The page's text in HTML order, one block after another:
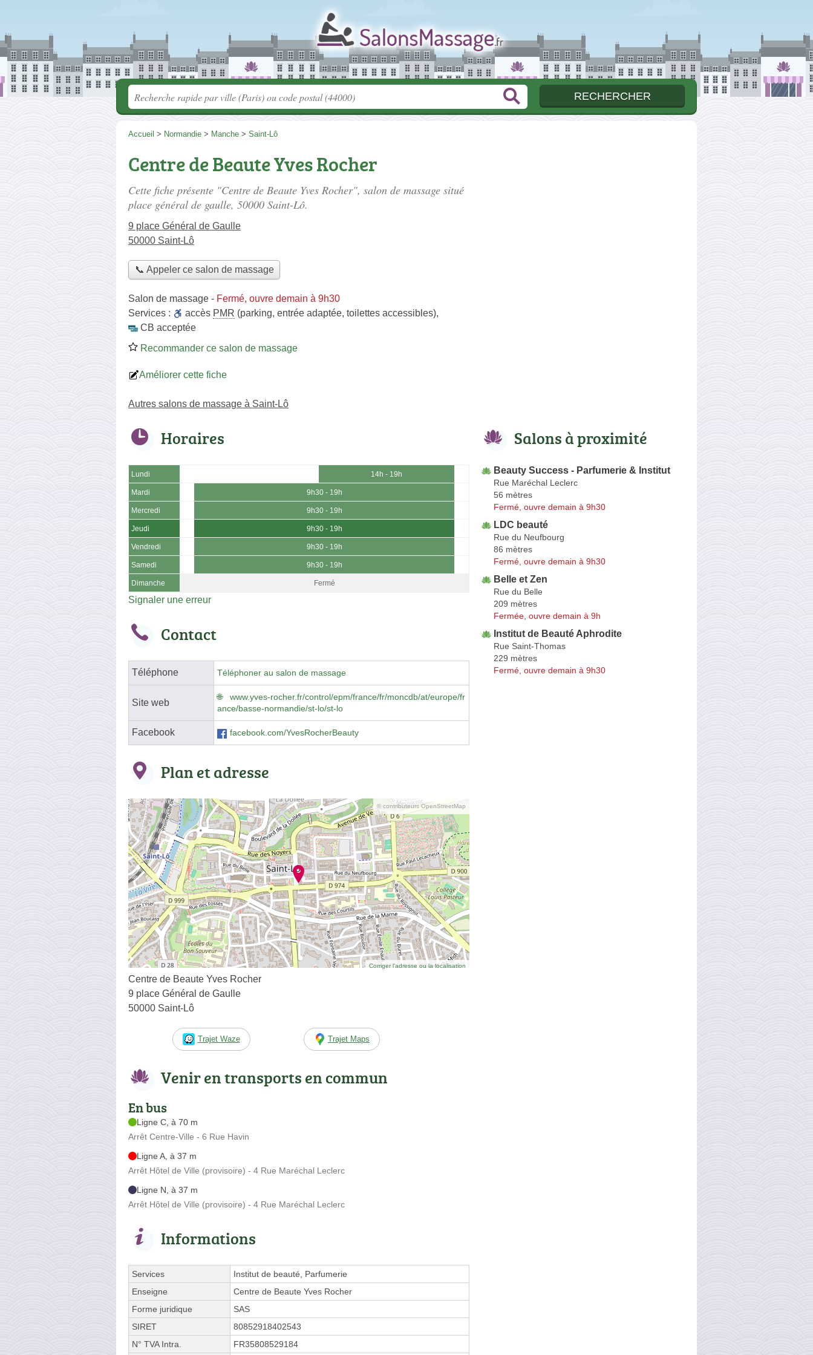
Accueil > Normandie > Manche > Saint-Lô
Centre de Beaute Yves Rocher
Cette fiche présente "Centre de Beaute Yves Rocher", salon de massage situé
place général de gaulle, 50000 Saint-Lô.
9 place Général de Gaulle
50000 Saint-Lô
📞 Appeler ce salon de massage
Salon de massage - Fermé, ouvre demain à 9h30
Services :
accès PMR (parking, entrée adaptée, toilettes accessibles),
CB acceptée
Recommander ce salon de massage
Améliorer cette fiche
Autres salons de massage à Saint-Lô
Horaires
Lundi 14h - 19h
Mardi 9h30 - 19h
Mercredi 9h30 - 19h
Jeudi 9h30 - 19h
Vendredi 9h30 - 19h
Samedi 9h30 - 19h
Dimanche Fermé
Signaler une erreur
Contact
Téléphone Téléphoner au salon de massage
Site web
www.yves-rocher.fr/control/epm/france/fr/moncdb/at/europe/fr
ance/basse-normandie/st-lo/st-lo
Facebook facebook.com/YvesRocherBeauty
Plan et adresse
© contributeurs OpenStreetMap
Corriger l’adresse ou la localisation
Centre de Beaute Yves Rocher
9 place Général de Gaulle
50000 Saint-Lô
Trajet Waze Trajet Maps
Venir en transports en commun
En bus
Ligne C, à 70 m
Arrêt Centre-Ville - 6 Rue Havin
Ligne A, à 37 m
Arrêt Hôtel de Ville (provisoire) - 4 Rue Maréchal Leclerc
Ligne N, à 37 m
Arrêt Hôtel de Ville (provisoire) - 4 Rue Maréchal Leclerc
Informations
Services
Institut de beauté, Parfumerie
Enseigne
Centre de Beaute Yves Rocher
Forme juridique
SAS
SIRET
80852918402543
N° TVA Intra.
FR35808529184
Salons à proximité
Beauty Success - Parfumerie & Institut
Rue Maréchal Leclerc
56 mètres
Fermé, ouvre demain à 9h30
LDC beauté
Rue du Neufbourg
86 mètres
Fermé, ouvre demain à 9h30
Belle et Zen
Rue du Belle
209 mètres
Fermée, ouvre demain à 9h
Institut de Beauté Aphrodite
Rue Saint-Thomas
229 mètres
Fermé, ouvre demain à 9h30